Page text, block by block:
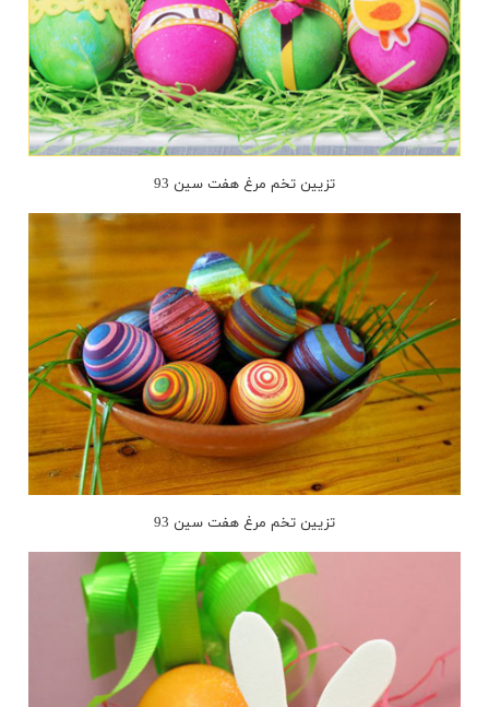
تزیین تخم مرغ هفت سین 93
تزیین تخم مرغ هفت سین 93